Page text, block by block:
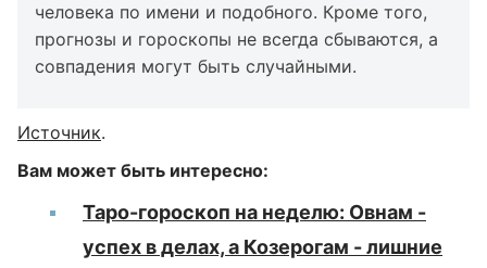
человека по имени и подобного. Кроме того,
прогнозы и гороскопы не всегда сбываются, а
совпадения могут быть случайными.
Источник.
Вам может быть интересно:
Таро-гороскоп на неделю: Овнам -
успех в делах, а Козерогам - лишние